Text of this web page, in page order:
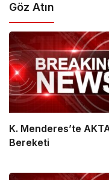
Göz Atın
K. Menderes’te
Bereketi